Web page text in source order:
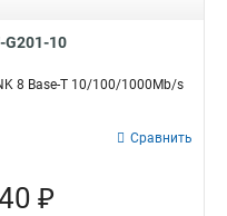
6
G201-10
8 Base-T 10/100/1000Mb/s
Сравнить
₽